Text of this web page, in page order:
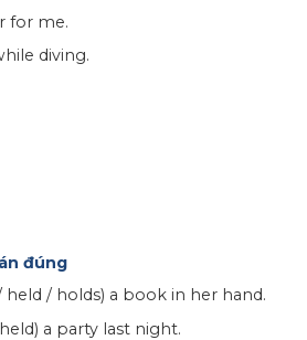
for me.
diving.
đúng
/ holds) a book in her hand.
a party last night.